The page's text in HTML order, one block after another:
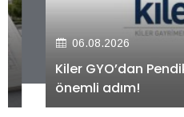
06.08.2026
Kiler GYO’dan Pendik
önemli adım!